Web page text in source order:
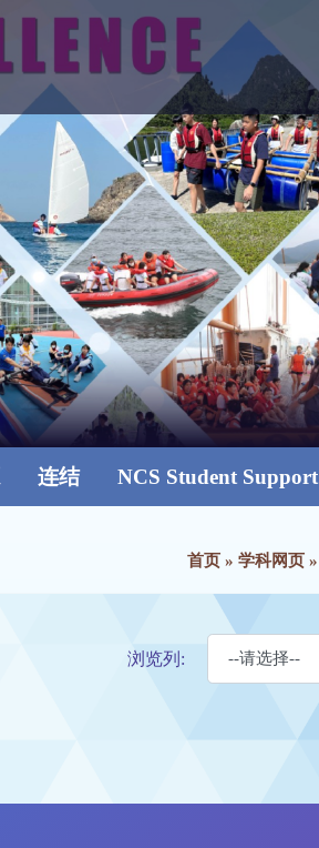
连结 NCS Student Support
首页» 学科网页»
浏览列: